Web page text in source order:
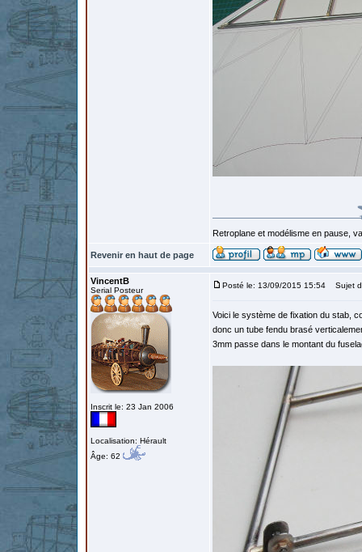
Retroplane et modélisme en pause,
Revenir en haut de page
VincentB
Serial Posteur
Inscrit le: 23 Jan 2006
Localisation: Hérault
Âge: 62
Posté le: 13/09/2015 15:54 Sujet
Voici le système de fixation du stab,
donc un tube fendu brasé
3mm passe dans le montant du